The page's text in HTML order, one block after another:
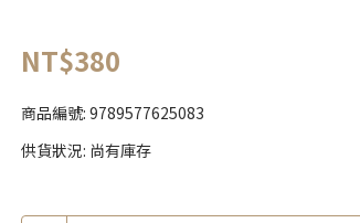
NT$380
商品編號: 9789577625083
供貨狀況: 尚有庫存